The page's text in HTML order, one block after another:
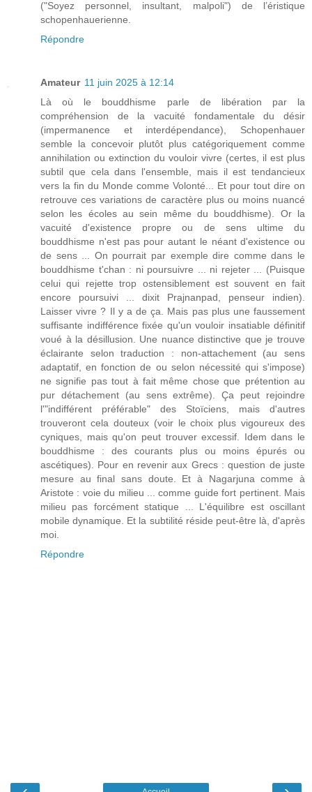
("Soyez personnel, insultant, malpoli") de l’éristique
schopenhauerienne.
Répondre
Amateur 11 juin 2025 à 12:14
Là où le bouddhisme parle de libération par la
compréhension de la vacuité fondamentale du désir
(impermanence et interdépendance), Schopenhauer
semble la concevoir plutôt plus catégoriquement comme
annihilation ou extinction du vouloir vivre (certes, il est plus
subtil que cela dans l'ensemble, mais il est tendancieux
vers la fin du Monde comme Volonté... Et pour tout dire on
retrouve ces variations de caractère plus ou moins nuancé
selon les écoles au sein même du bouddhisme). Or la
vacuité d'existence propre ou de sens ultime du
bouddhisme n'est pas pour autant le néant d'existence ou
de sens ... On pourrait par exemple dire comme dans le
bouddhisme t'chan : ni poursuivre ... ni rejeter ... (Puisque
celui qui rejette trop ostensiblement est souvent en fait
encore poursuivi ... dixit Prajnanpad, penseur indien).
Laisser vivre ? Il y a de ça. Mais pas plus une faussement
suffisante indifférence fixée qu'un vouloir insatiable définitif
voué à la désillusion. Une nuance distinctive que je trouve
éclairante selon traduction : non-attachement (au sens
adaptatif, en fonction de ou selon nécessité qui s'impose)
ne signifie pas tout à fait même chose que prétention au
pur détachement (au sens extrême). Ça peut rejoindre
l'"indifférent préférable" des Stoïciens, mais d'autres
trouveront cela douteux (voir le choix plus vigoureux des
cyniques, mais qu'on peut trouver excessif. Idem dans le
bouddhisme : des courants plus ou moins épurés ou
ascétiques). Pour en revenir aux Grecs : question de juste
mesure au final sans doute. Et à Nagarjuna comme à
Aristote : voie du milieu ... comme guide fort pertinent. Mais
milieu pas forcément statique ... L'équilibre est oscillant
mobile dynamique. Et la subtilité réside peut-être là, d'après
moi.
Répondre